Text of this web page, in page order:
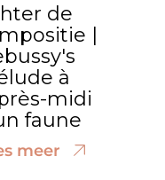
de
|
à
midi
faune
meer